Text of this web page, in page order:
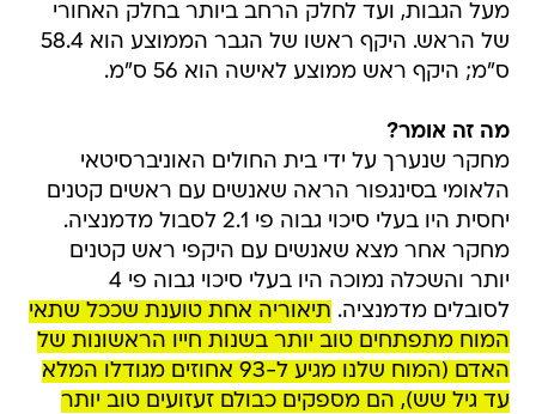
מעל הגבות, ועד לחלק הרחב ביותר בחלק האחורי
של הראש. היקף ראשו של הגבר הממוצע הוא 58.4
ס"מ; היקף ראש ממוצע לאישה הוא 56 ס"מ.
מה זה אומר?
מחקר שנערך על ידי בית החולים האוניברסיטאי
הלאומי בסינגפור הראה שאנשים עם ראשים קטנים
יחסית היו בעלי סיכוי גבוה פי 2.1 לסבול מדמנציה.
מחקר אחר מצא שאנשים עם היקפי ראש קטנים
יותר והשכלה נמוכה היו בעלי סיכוי גבוה פי 4
לסובלים מדמנציה. תיאוריה אחת טוענת שככל שתאי
המוח מתפתחים טוב יותר בשנות חייו הראשונות של
האדם (המוח שלנו מגיע ל-93 אחוזים מגודלו המלא
עד גיל שש), הם מספקים כבולם זעזועים טוב יותר